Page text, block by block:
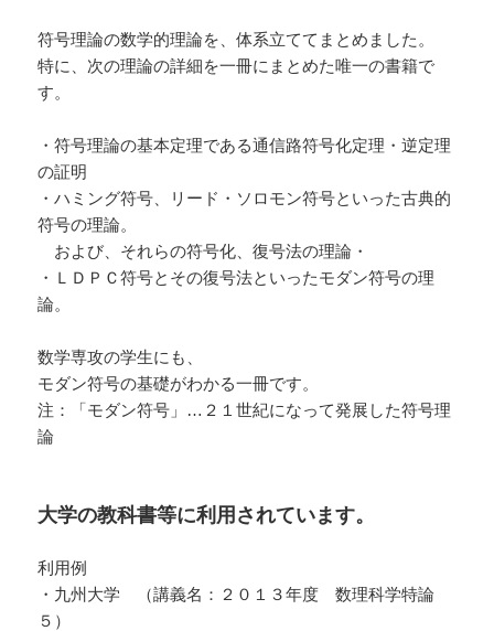
符号理論の数学的理論を、体系立ててまとめました。
特に、次の理論の詳細を一冊にまとめた唯一の書籍で
す。
・符号理論の基本定理である通信路符号化定理・逆定理
の証明
・ハミング符号、リード・ソロモン符号といった古典的
符号の理論。
および、それらの符号化、復号法の理論・
・ＬＤＰＣ符号とその復号法といったモダン符号の理
論。
数学専攻の学生にも、
モダン符号の基礎がわかる一冊です。
注：「モダン符号」…２１世紀になって発展した符号理
論
大学の教科書等に利用されています。
利用例
・九州大学 （講義名：２０１３年度 数理科学特論
５）